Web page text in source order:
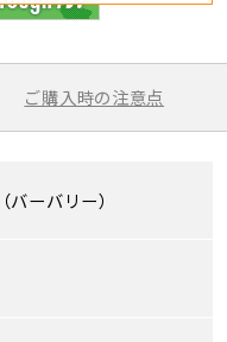
ご購入時の注意点
（バーバリー）